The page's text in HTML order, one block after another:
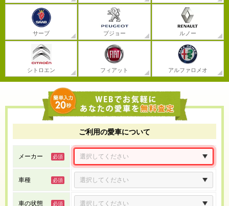
サーブ プジョー ルノー
シトロエン フィアット アルファロメオ
ご利用の愛車について
メーカー
車種
車の状態